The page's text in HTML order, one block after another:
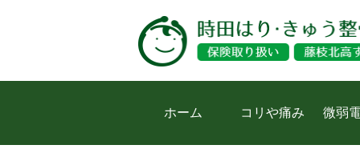
ホーム コリや痛み 微弱